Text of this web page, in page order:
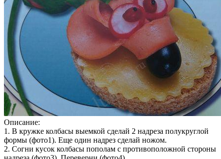
Описание:
1. В кружке колбасы выемкой сделай 2 надреза полукруглой
формы (фото1). Еще один надрез сделай ножом.
2. Согни кусок колбасы пополам с противоположной стороны